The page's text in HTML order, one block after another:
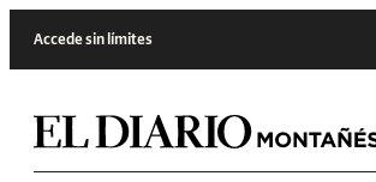
Accede sin límites